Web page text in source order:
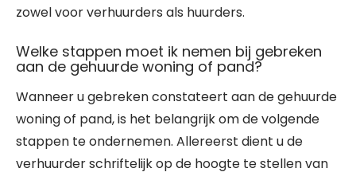
zowel voor verhuurders als huurders.
Welke stappen moet ik nemen bij gebreken
aan de gehuurde woning of pand?
Wanneer u gebreken constateert aan de gehuurde
woning of pand, is het belangrijk om de volgende
stappen te ondernemen. Allereerst dient u de
verhuurder schriftelijk op de hoogte te stellen van